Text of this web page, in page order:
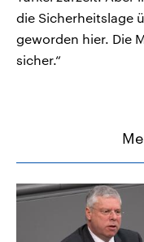
die Sicherheitslage
geworden hier. Die
sicher.“